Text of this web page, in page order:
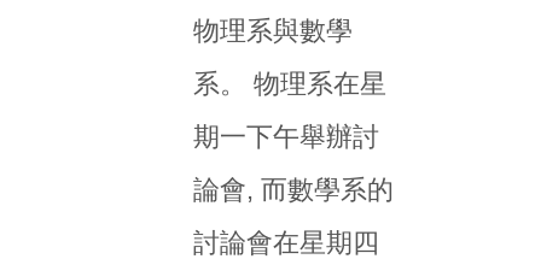
物理系與數學
系。 物理系在星
期一下午舉辦討
論會, 而數學系的
討論會在星期四